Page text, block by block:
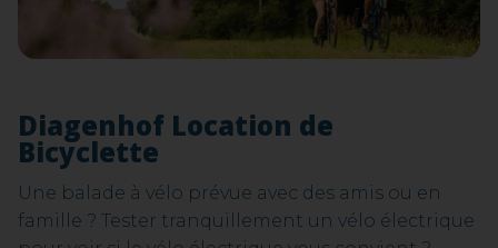
Diagenhof Location de
Bicyclette
Une balade à vélo prévue avec des amis ou en
famille ? Tester tranquillement un vélo électrique